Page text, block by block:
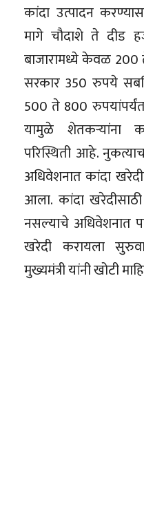
कांदा उत्पादन
मागे चौदाशे ते दीड
बाजारामध्ये केवळ
सरकार 350 रुपये
500 ते 800
यामुळे शेतकऱ्यांना
परिस्थिती आहे.
अधिवेशनात कांदा
आला. कांदा
नसल्याचे अधिवेशनात
खरेदी करायला
मुख्यमंत्री यांनी खोटी